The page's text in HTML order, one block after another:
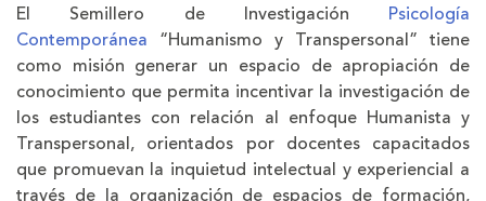
la
de
letra
El Semillero de Investigación Psicología
Contemporánea “Humanismo y Transpersonal” tiene
como misión generar un espacio de apropiación de
conocimiento que permita incentivar la investigación de
los estudiantes con relación al enfoque Humanista y
Transpersonal, orientados por docentes capacitados
que promuevan la inquietud intelectual y experiencial a
través de la organización de espacios de formación,